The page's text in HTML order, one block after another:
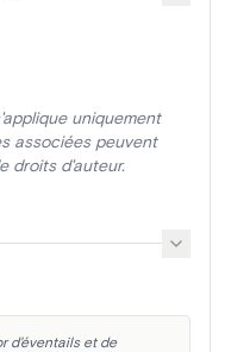
uniquement
associées peuvent
droits d'auteur.
d'éventails et de